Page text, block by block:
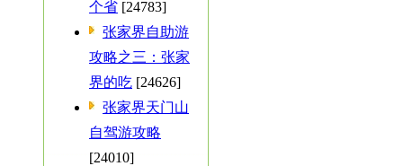
个省 [24783]
张家界自助游
攻略之三：张家
界的吃 [24626]
张家界天门山
自驾游攻略
[24010]